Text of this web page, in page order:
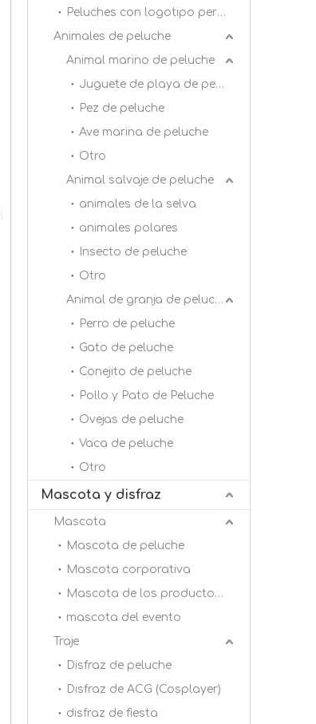
Peluches con logotipo personalizado
Animales de peluche
Animal marino de peluche
Juguete de playa de peluche
Pez de peluche
Ave marina de peluche
Otro
Animal salvaje de peluche
animales de la selva
animales polares
Insecto de peluche
Otro
Animal de granja de peluche
Perro de peluche
Gato de peluche
Conejito de peluche
Pollo y Pato de Peluche
Ovejas de peluche
Vaca de peluche
Otro
Mascota y disfraz
Mascota
Mascota de peluche
Mascota corporativa
Mascota de los productos básicos
mascota del evento
Traje
Disfraz de peluche
Disfraz de ACG (Cosplayer)
disfraz de fiesta